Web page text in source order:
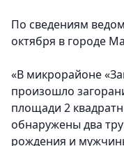
По сведениям
октября в городе
«В микрорайоне
произошло
площади 2
обнаружены два
рождения и